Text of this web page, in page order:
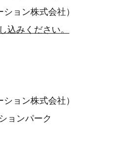
ョン株式会社）
込みください。
ョン株式会社）
ョンパーク